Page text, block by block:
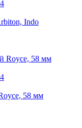
Indo
58 мм